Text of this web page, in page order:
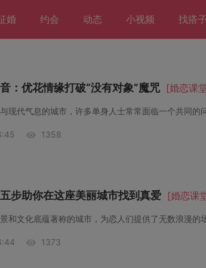
婚 约会 动态 小视频 找搭子
：优花情缘打破“没有对象”魔咒 [婚恋课
1358
步助你在这座美丽城市找到真爱 [婚恋课
1373